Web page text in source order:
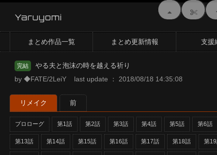
Yaruyomi
まとめ作品一覧 まとめ更新情報 支援
完結
やる夫と泡沫の時を越える祈り
by ◆FATE/2LeiY last update ： 2018/08/18 14:35:08
リメイク 前
プロローグ 第1話 第2話 第3話 第4話 第5話 第6話
第13話 第14話 第15話 第16話 第17話 第18話 第